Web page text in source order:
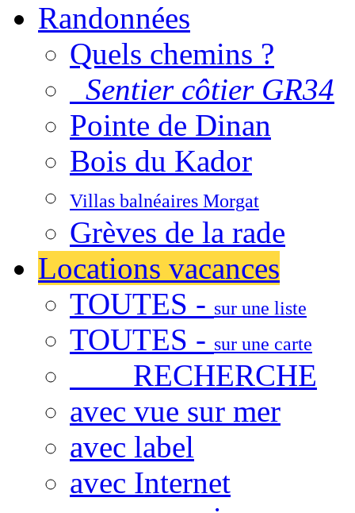
Randonnées
Quels chemins ?
Sentier côtier GR34
Pointe de Dinan
Bois du Kador
Villas balnéaires Morgat
Grèves de la rade
Locations vacances
TOUTES - sur une liste
TOUTES - sur une carte
RECHERCHE
avec vue sur mer
avec label
avec Internet